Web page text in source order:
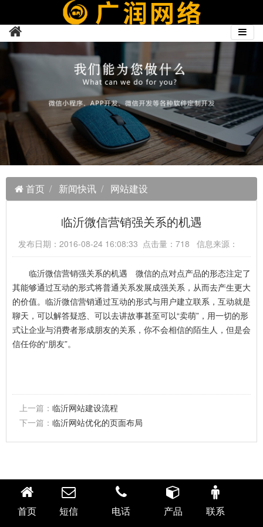
首页 新闻快讯 网站建设
临沂微信营销强关系的机遇
发布日期：2016-08-24 16:08:33 点击量：718 信息来源：
临沂微信营销强关系的机遇 微信的点对点产品的形态注定了
其能够通过互动的形式将普通关系发展成强关系，从而去产生更大
的价值。临沂微信营销通过互动的形式与用户建立联系，互动就是
聊天，可以解答疑惑、可以去讲故事甚至可以“卖萌”，用一切的形
式让企业与消费者形成朋友的关系，你不会相信的陌生人，但是会
信任你的“朋友”。
上一篇： 临沂网站建设流程
下一篇： 临沂网站优化的页面布局
临沂广润网络服务有限公司 版权所有 鲁ICP备14008738号-3
首页 短信 电话 产品 联系